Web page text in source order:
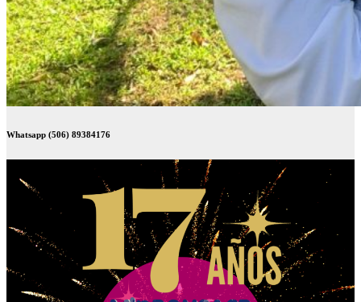
Whatsapp (506) 89384176